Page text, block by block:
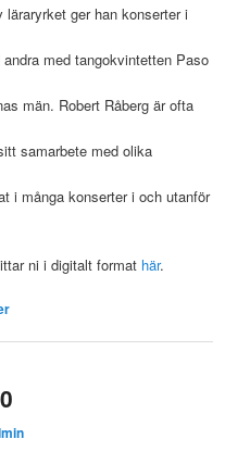
ger han konserter i
med tangokvintetten Paso
män. Robert Råberg är ofta
samarbete med olika
i många konserter i och utanför
ni i digitalt format här.